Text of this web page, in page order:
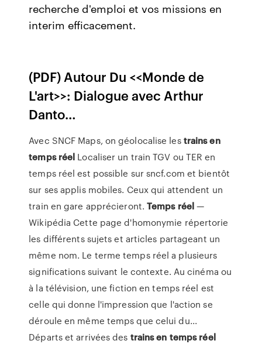
recherche d'emploi et vos missions en
interim efficacement.
(PDF) Autour Du <<Monde de
L'art>>: Dialogue avec Arthur
Danto…
Avec SNCF Maps, on géolocalise lestrainsen
temps réel Localiser un train TGV ou TER en
temps réel est possible sur sncf.com et bientôt
sur ses applis mobiles. Ceux qui attendent un
train en gare apprécieront.Temps réel—
Wikipédia Cette page d'homonymie répertorie
les différents sujets et articles partageant un
même nom. Le terme temps réel a plusieurs
significations suivant le contexte. Au cinéma ou
à la télévision, une fiction en temps réel est
celle qui donne l'impression que l'action se
déroule en même temps que celui du...
Départs et arrivées des trainsen temps réel